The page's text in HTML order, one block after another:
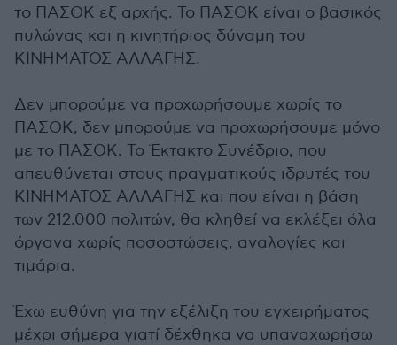
το ΠΑΣΟΚ εξ αρχής. Το ΠΑΣΟΚ είναι ο βασικός
πυλώνας και η κινητήριος δύναμη του
ΚΙΝΗΜΑΤΟΣ ΑΛΛΑΓΗΣ.
Δεν μπορούμε να προχωρήσουμε χωρίς το
ΠΑΣΟΚ, δεν μπορούμε να προχωρήσουμε μόνο
με το ΠΑΣΟΚ. Το Έκτακτο Συνέδριο, που
απευθύνεται στους πραγματικούς ιδρυτές του
ΚΙΝΗΜΑΤΟΣ ΑΛΛΑΓΗΣ και που είναι η βάση
των 212.000 πολιτών, θα κληθεί να εκλέξει όλα
όργανα χωρίς ποσοστώσεις, αναλογίες και
τιμάρια.
Έχω ευθύνη για την εξέλιξη του εγχειρήματος
μέχρι σήμερα γιατί δέχθηκα να υπαναχωρήσω